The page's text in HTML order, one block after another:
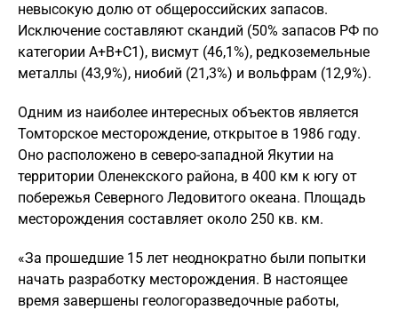
невысокую долю от общероссийских запасов.
Исключение составляют скандий (50% запасов РФ по
категории А+В+С1), висмут (46,1%), редкоземельные
металлы (43,9%), ниобий (21,3%) и вольфрам (12,9%).
Одним из наиболее интересных объектов является
Томторское месторождение, открытое в 1986 году.
Оно расположено в северо-западной Якутии на
территории Оленекского района, в 400 км к югу от
побережья Северного Ледовитого океана. Площадь
месторождения составляет около 250 кв. км.
«За прошедшие 15 лет неоднократно были попытки
начать разработку месторождения. В настоящее
время завершены геологоразведочные работы,